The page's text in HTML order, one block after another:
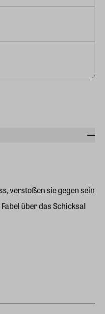
verstoßen sie gegen sein
über das Schicksal